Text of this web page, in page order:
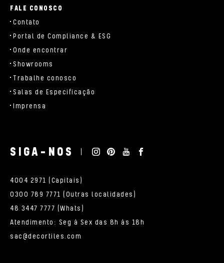
FALE CONOSCO
Contato
Portal de Compliance & ESG
Onde encontrar
Showrooms
Trabalhe conosco
Salas de Especificação
Imprensa
SIGA-NOS
4004 2971 (Capitais)
0300 789 7771 (Outras localidades)
48 3447 7777 (Whats)
Atendimento: Seg à Sex das 8h às 18h
sac@decortiles.com